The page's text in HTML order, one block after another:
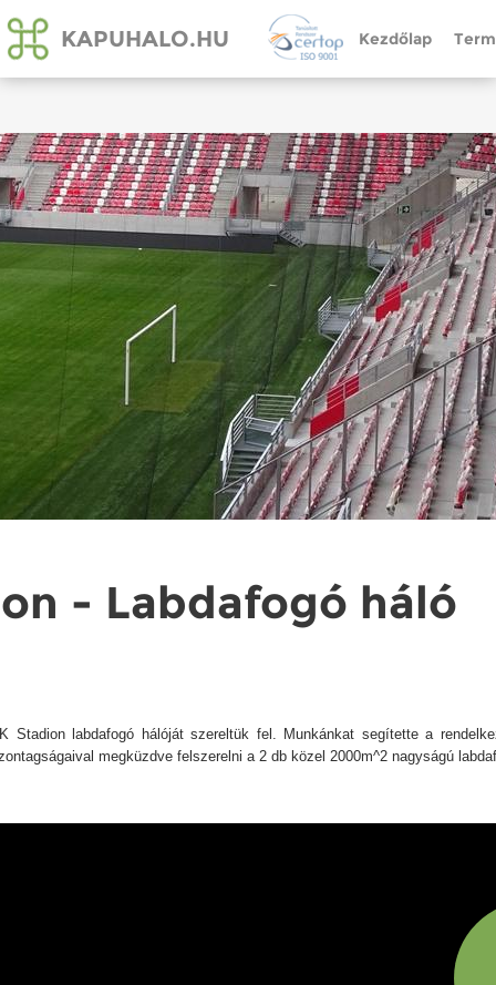
KAPUHALO.HU Kezdőlap
- Labdafogó háló
labdafogó hálóját szereltük fel. Munkánkat segítette a
megküzdve felszerelni a 2 db közel 2000m^2 nagyságú